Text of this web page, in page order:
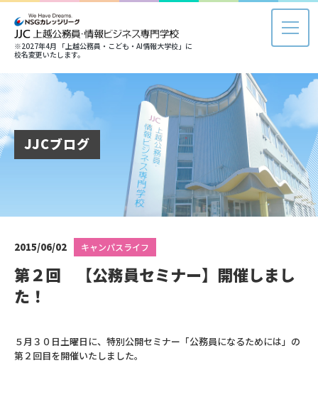
※2027年4月 「上越公務員・こども・AI情報大学校」に
校名変更いたします。
JJCブログ
2015/06/02 キャンパスライフ
第２回 【公務員セミナー】開催しまし
た！
５月３０日土曜日に、特別公開セミナー「公務員になるためには」の
第２回目を開催いたしました。